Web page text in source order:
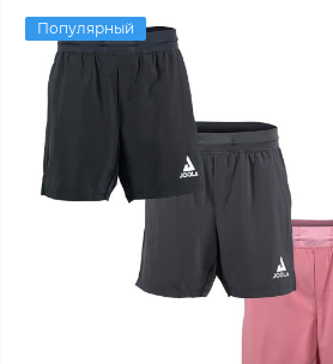
Популярный